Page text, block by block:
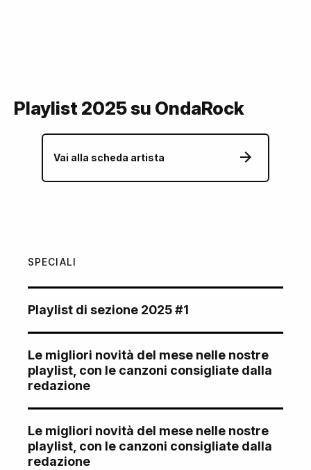
Playlist 2025 su OndaRock
Vai alla scheda artista
SPECIALI
Playlist di sezione 2025 #1
Le migliori novità del mese nelle nostre
playlist, con le canzoni consigliate dalla
redazione
Le migliori novità del mese nelle nostre
playlist, con le canzoni consigliate dalla
redazione